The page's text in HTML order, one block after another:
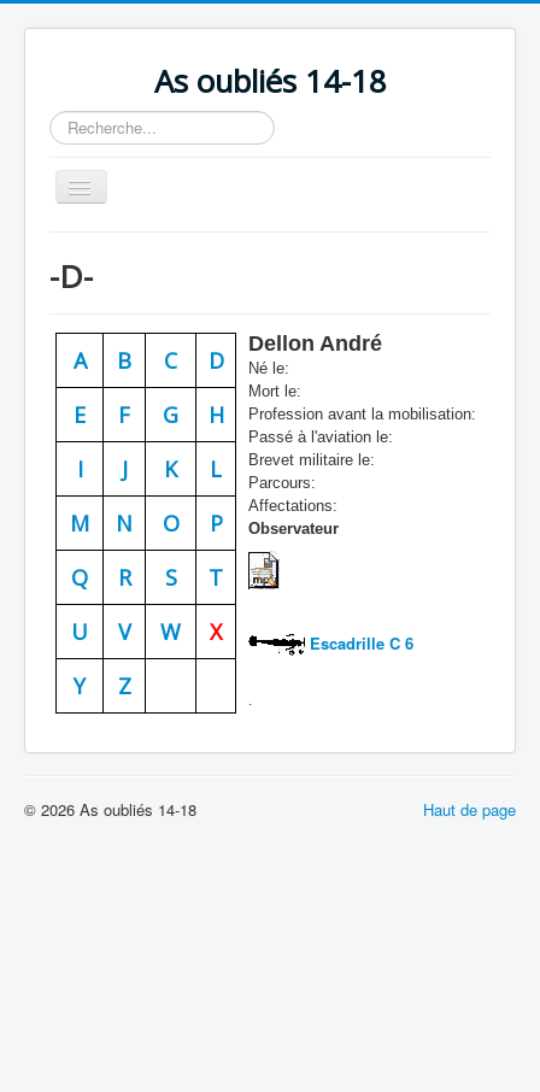
As oubliés 14-18
Rechercher
Basculer
la
Chronologie
Escadrilles
Organisation
Avions
Formation
Doctrines
Batailles
Cahiers des As
-D-
A B C
D
E
F G
H
I
J K
L
M
N O
P
Q
R S
T
U
V W
X
Y
Z
Dellon André
Né le:
Mort le:
Profession avant la mobilisation:
Passé à l'aviation le:
Brevet militaire le:
Parcours:
Affectations:
Observateur
Escadrille C 6
.
Haut de page
© 2026 As oubliés 14-18